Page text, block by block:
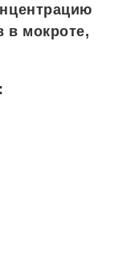
в мокроте,